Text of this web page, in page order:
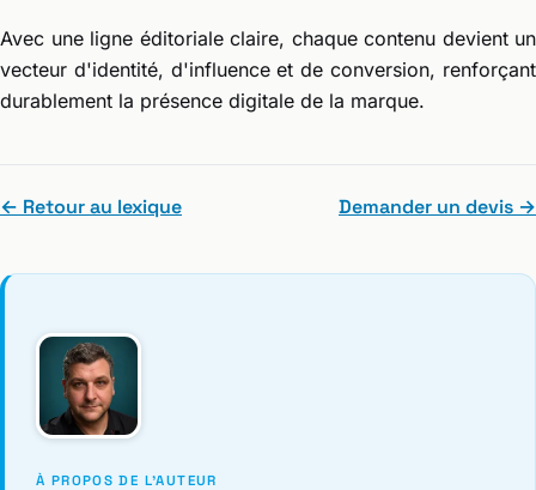
Avec une ligne éditoriale claire, chaque contenu devient un
vecteur d'identité, d'influence et de conversion, renforçant
durablement la présence digitale de la marque.
← Retour au lexique Demander un devis →
À PROPOS DE L'AUTEUR